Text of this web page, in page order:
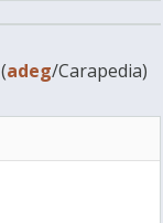
(adeg/Carapedia)